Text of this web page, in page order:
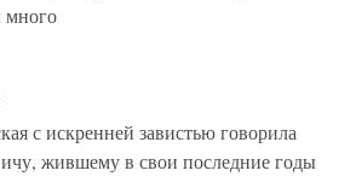
много
с искренней завистью говорила
жившему в свои последние годы